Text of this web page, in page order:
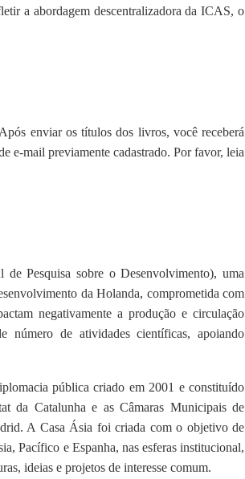
a abordagem descentralizadora da ICAS, o
enviar os títulos dos livros, você receberá
e-mail previamente cadastrado. Por favor, leia
Pesquisa sobre o Desenvolvimento), uma
da Holanda, comprometida com
negativamente a produção e circulação
de atividades científicas, apoiando
pública criado em 2001 e constituído
da Catalunha e as Câmaras Municipais de
A Casa Ásia foi criada com o objetivo de
Pacífico e Espanha, nas esferas institucional,
ideias e projetos de interesse comum.